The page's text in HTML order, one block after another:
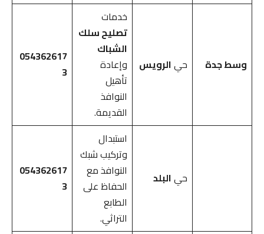
وسط جدة حيالرويس
خدمات
تصليح سلك
الشباك
وإعادة
تأهيل
النوافذ
القديمة.
054362617
3
حيالبلد
استبدال
وتركيب شبك
النوافذ مع
الحفاظ على
الطابع
التراثي.
054362617
3